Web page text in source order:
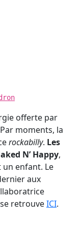
offerte par
moments, la
rockabilly. Les
N’ Happy,
un enfant. Le
aux
retrouveICI.